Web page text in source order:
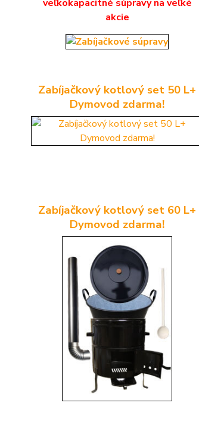
veľkokapacitné súpravy na veľké
akcie
Zabíjačkový kotlový set 50 L+
Dymovod zdarma!
Zabíjačkový kotlový set 60 L+
Dymovod zdarma!